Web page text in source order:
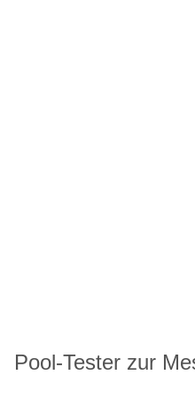
Pool-Tester zur